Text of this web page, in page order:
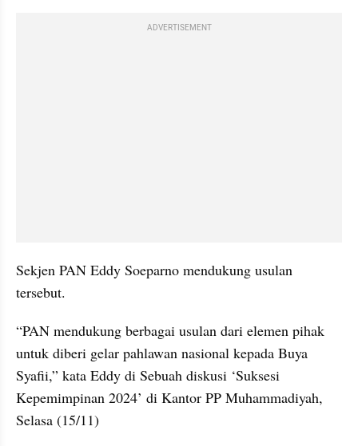
ADVERTISEMENT
Sekjen PAN Eddy Soeparno mendukung usulan
tersebut.
“PAN mendukung berbagai usulan dari elemen pihak
untuk diberi gelar pahlawan nasional kepada Buya
Syafii,” kata Eddy di Sebuah diskusi ‘Suksesi
Kepemimpinan 2024’ di Kantor PP Muhammadiyah,
Selasa (15/11)